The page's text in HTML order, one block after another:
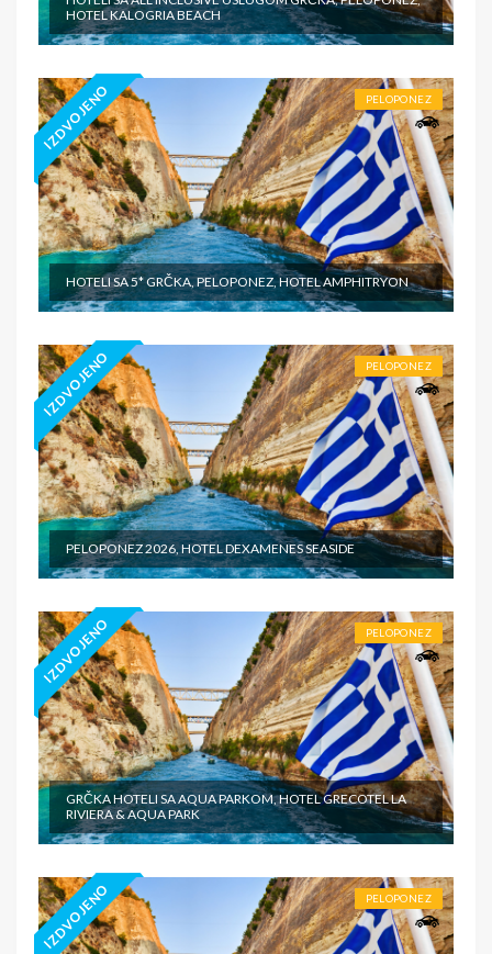
HOTEL KALOGRIA BEACH
IZDVOJENO PELOPONEZ
HOTELI SA 5* GRČKA, PELOPONEZ, HOTEL AMPHITRYON
IZDVOJENO PELOPONEZ
PELOPONEZ 2026, HOTEL DEXAMENES SEASIDE
IZDVOJENO PELOPONEZ
GRČKA HOTELI SA AQUA PARKOM, HOTEL GRECOTEL LA
RIVIERA & AQUA PARK
IZDVOJENO PELOPONEZ